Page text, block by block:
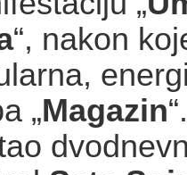
“, nakon
„Magazin